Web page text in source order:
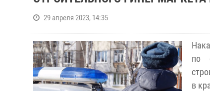
29 апреля 2023, 14:35
по
в